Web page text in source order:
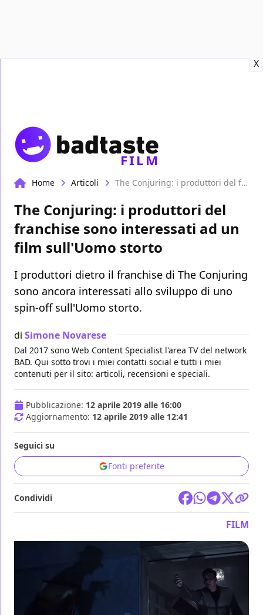
X
FILM
Home Articoli The Conjuring: i produttori del franchise sono interessati ad un film sull'Uomo storto
The Conjuring: i produttori del
franchise sono interessati ad un
film sull'Uomo storto
I produttori dietro il franchise di The Conjuring
sono ancora interessati allo sviluppo di uno
spin-off sull'Uomo storto.
di Simone Novarese
Dal 2017 sono Web Content Specialist l'area TV del network
BAD. Qui sotto trovi i miei contatti social e tutti i miei
contenuti per il sito: articoli, recensioni e speciali.
Pubblicazione: 12 aprile 2019 alle 16:00
Aggiornamento: 12 aprile 2019 alle 12:41
Seguici su
Fonti preferite
Condividi
FILM